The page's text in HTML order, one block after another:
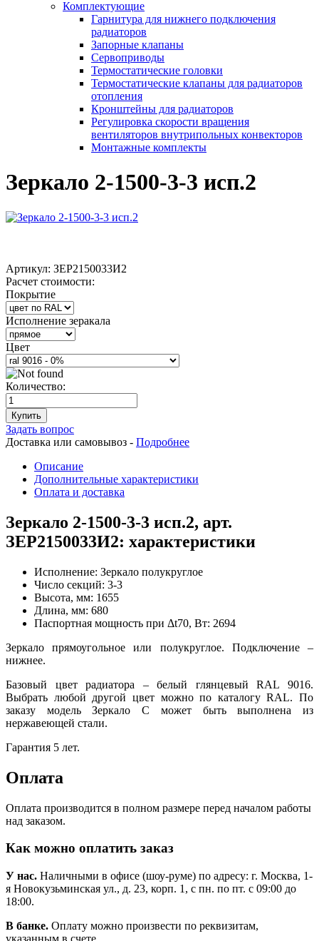
Комплектующие
Гарнитура для нижнего подключения
радиаторов
Запорные клапаны
Сервоприводы
Термостатические головки
Термостатические клапаны для радиаторов
отопления
Кронштейны для радиаторов
Регулировка скорости вращения
вентиляторов внутрипольных конвекторов
Монтажные комплекты
Зеркало 2-1500-3-3 исп.2
Артикул: ЗЕР2150033И2
Расчет стоимости:
Покрытие
Исполнение зеракала
Цвет
Количество:
Купить
Задать вопрос
Доставка или самовывоз - Подробнее
Описание
Дополнительные характеристики
Оплата и доставка
Зеркало 2-1500-3-3 исп.2, арт.
ЗЕР2150033И2: характеристики
Исполнение: Зеркало полукруглое
Число секций: 3-3
Высота, мм: 1655
Длина, мм: 680
Паспортная мощность при Δt70, Вт: 2694
Зеркало прямоугольное или полукруглое. Подключение –
нижнее.
Базовый цвет радиатора – белый глянцевый RAL 9016.
Выбрать любой другой цвет можно по каталогу RAL. По
заказу модель Зеркало С может быть выполнена из
нержавеющей стали.
Гарантия 5 лет.
Оплата
Оплата производится в полном размере перед началом работы
над заказом.
Как можно оплатить заказ
У нас. Наличными в офисе (шоу-руме) по адресу: г. Москва, 1-
я Новокузьминская ул., д. 23, корп. 1, с пн. по пт. с 09:00 до
18:00.
В банке. Оплату можно произвести по реквизитам,
указанным в счете